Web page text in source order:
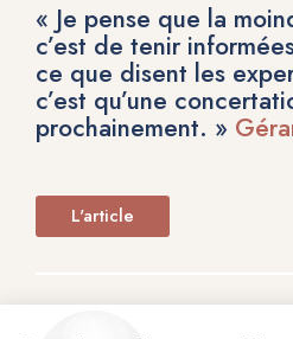
« Je pense que la
c’est de tenir
ce que disent les
c’est qu’une
prochainement. »
L'article